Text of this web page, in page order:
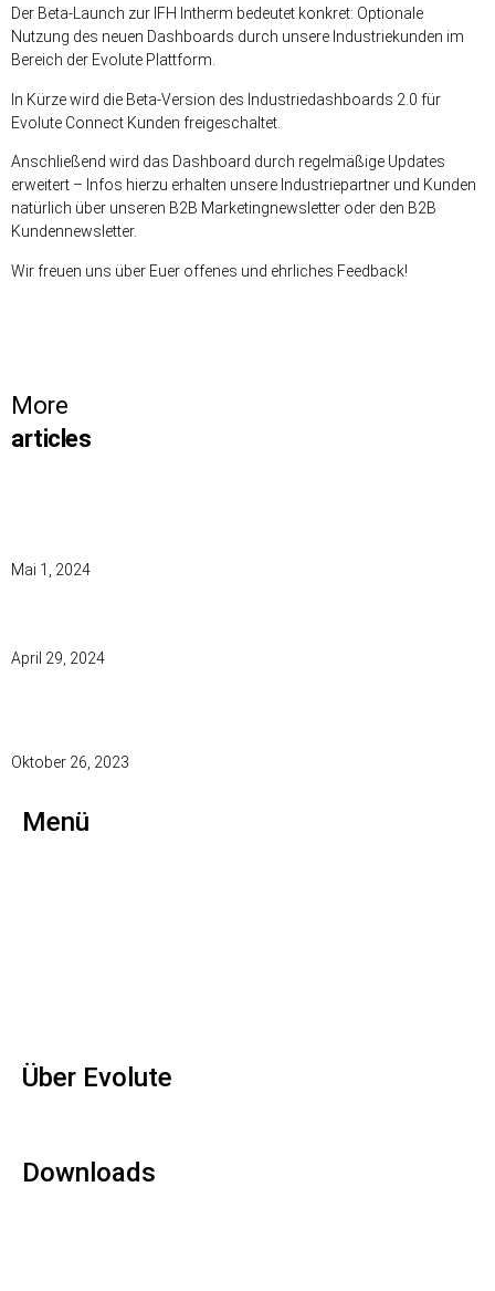
Der Beta-Launch zur IFH Intherm bedeutet konkret: Optionale
Nutzung des neuen Dashboards durch unsere Industriekunden im
Bereich der Evolute Plattform.
In Kürze wird die Beta-Version des Industriedashboards 2.0 für
Evolute Connect Kunden freigeschaltet.
Anschließend wird das Dashboard durch regelmäßige Updates
erweitert – Infos hierzu erhalten unsere Industriepartner und Kunden
natürlich über unseren B2B Marketingnewsletter oder den B2B
Kundennewsletter.
Wir freuen uns über Euer offenes und ehrliches Feedback!
More
articles
Mai 1, 2024
April 29, 2024
Oktober 26, 2023
Menü
Über Evolute
Downloads